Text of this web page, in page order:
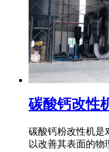
碳酸钙改性
碳酸钙粉改性机是
以改善其表面的物